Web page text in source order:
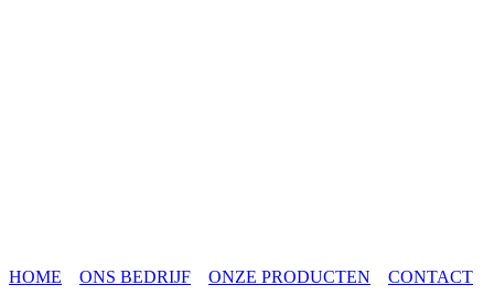
HOME ONS BEDRIJF ONZE PRODUCTEN CONTACT